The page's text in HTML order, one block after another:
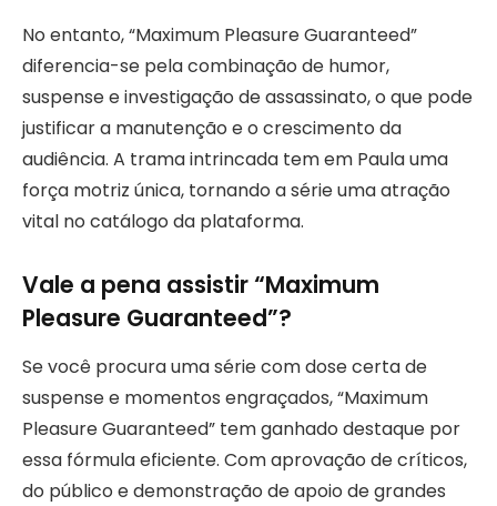
No entanto, “Maximum Pleasure Guaranteed”
diferencia-se pela combinação de humor,
suspense e investigação de assassinato, o que pode
justificar a manutenção e o crescimento da
audiência. A trama intrincada tem em Paula uma
força motriz única, tornando a série uma atração
vital no catálogo da plataforma.
Vale a pena assistir “Maximum
Pleasure Guaranteed”?
Se você procura uma série com dose certa de
suspense e momentos engraçados, “Maximum
Pleasure Guaranteed” tem ganhado destaque por
essa fórmula eficiente. Com aprovação de críticos,
do público e demonstração de apoio de grandes